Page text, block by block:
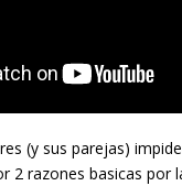
(y sus parejas)
2 razones basicas por